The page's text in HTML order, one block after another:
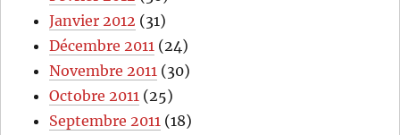
Janvier 2012 (31)
Décembre 2011 (24)
Novembre 2011 (30)
Octobre 2011 (25)
Septembre 2011 (18)